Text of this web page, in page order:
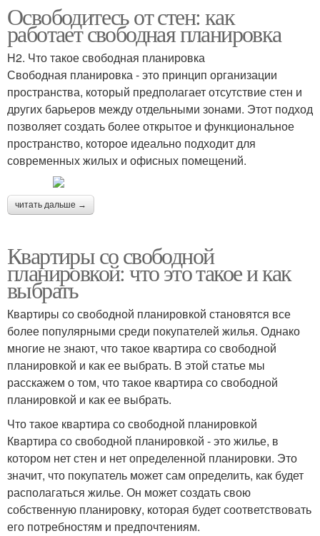
Освободитесь от стен: как
работает свободная планировка
H2. Что такое свободная планировка
Свободная планировка - это принцип организации
пространства, который предполагает отсутствие стен и
других барьеров между отдельными зонами. Этот подход
позволяет создать более открытое и функциональное
пространство, которое идеально подходит для
современных жилых и офисных помещений.
читать дальше →
Квартиры со свободной
планировкой: что это такое и как
выбрать
Квартиры со свободной планировкой становятся все
более популярными среди покупателей жилья. Однако
многие не знают, что такое квартира со свободной
планировкой и как ее выбрать. В этой статье мы
расскажем о том, что такое квартира со свободной
планировкой и как ее выбрать.
Что такое квартира со свободной планировкой
Квартира со свободной планировкой - это жилье, в
котором нет стен и нет определенной планировки. Это
значит, что покупатель может сам определить, как будет
располагаться жилье. Он может создать свою
собственную планировку, которая будет соответствовать
его потребностям и предпочтениям.